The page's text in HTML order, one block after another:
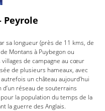
Peyrole
sa longueur (près de 11 kms, de
Montans à Puybegon ou
de campagne au cœur
de plusieurs hameaux, avec
un château aujourd’hui
réseau de souterrains
la population du temps de la
la guerre des Anglais.